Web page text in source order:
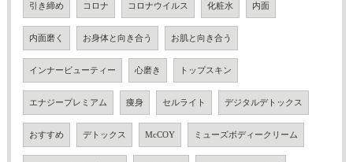
引き締め コロナ コロナウイルス 化粧水 内面
内面磨く お身体と向き合う お肌と向き合う
インナービューティー 心磨き トップスキン
エナジープレミアム 痩身 セルライト デジタルデトックス
おすすめ デトックス McCOY ミューズボディークリーム